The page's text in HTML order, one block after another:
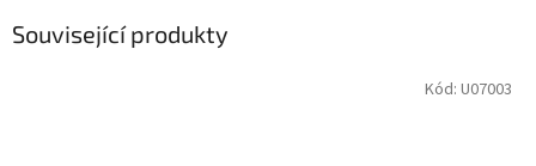
Související produkty
Kód: U07003